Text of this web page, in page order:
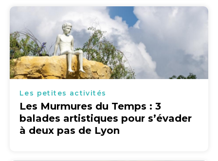
Les petites activités
Les Murmures du Temps : 3
balades artistiques pour s’évader
à deux pas de Lyon